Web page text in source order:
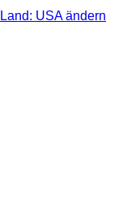
Land: USA ändern